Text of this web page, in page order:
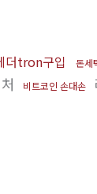
더tron구입 돈세
비트코인 손대손